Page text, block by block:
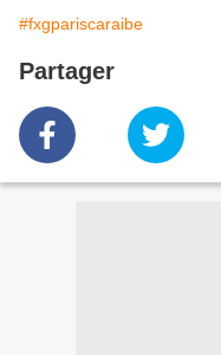
#fxgpariscaraibe
Partager